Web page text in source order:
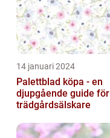
14 januari 2024
Palettblad köpa - en
djupgående guide för
trädgårdsälskare